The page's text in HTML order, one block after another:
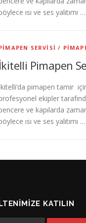
ısı ve ses yalıtımı …
SERVISI /
İkitelli Pimapen
pimapen tamir
ekipler
ve kapılarda
ısı ve ses yalıtımı …
KATILIN